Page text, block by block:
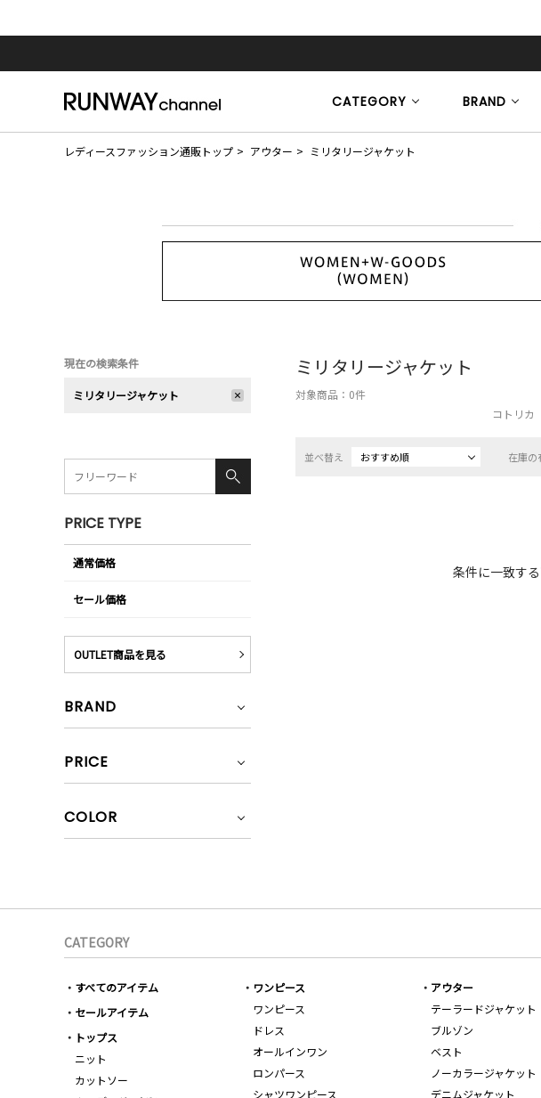
CATEGORY BRAND
レディースファッション通販トップ アウター ミリタリージャケット
ミリタリージャケット
対象商品： 0件
コトリカ
並べ替え おすすめ順 在庫の
条件に一致す
現在の検索条件
ミリタリージャケット
PRICE TYPE
通常価格
セール価格
OUTLET商品を見る
BRAND
PRICE
COLOR
CATEGORY
すべてのアイテム
セールアイテム
トップス
ニット
カットソー
ワンピース
ワンピース
ドレス
オールインワン
ロンパース
シャツワンピース
アウター
テーラードジャケット
ブルゾン
ベスト
ノーカラージャケット
デニムジャケット